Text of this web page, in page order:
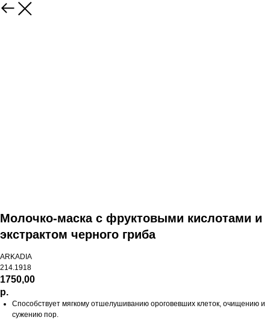
Молочко-маска с фруктовыми кислотами и
экстрактом черного гриба
ARKADIA
214.1918
1750,00
р.
Способствует мягкому отшелушиванию ороговевших клеток, очищению и
сужению пор.